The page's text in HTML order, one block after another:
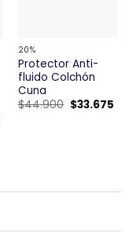
20%
Protector Anti-
fluido Colchón
Cuna
$44.900 El
$33.675El